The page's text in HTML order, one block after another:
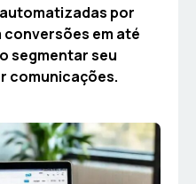
por
em até
segmentar seu
comunicações.